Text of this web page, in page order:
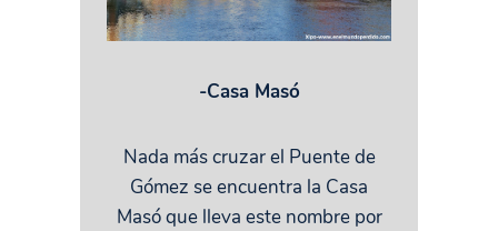
-Casa Masó
Nada más cruzar el Puente de
Gómez se encuentra la Casa
Masó que lleva este nombre por